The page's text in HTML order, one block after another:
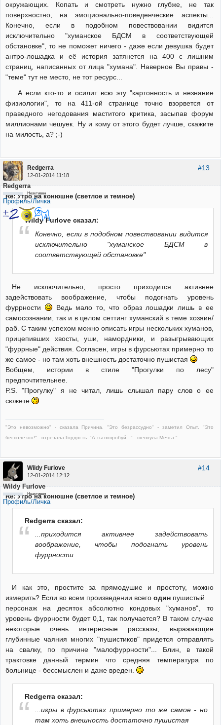
окружающих. Копать и смотреть нужно глубже, не так
поверхностно, на эмоционально-поведенческие аспекты...
Конечно, если в подобном повествовании видится
исключительно "хуманское БДСМ в соответствующей
обстановке", то не поможет ничего - даже если девушка будет
антро-лошадка и её история затянется на 400 с лишним
страниц, написанных от лица "хумана". Наверное Вы правы -
"теме" тут не место, не тот ресурс...
...А если кто-то и осилит всю эту "картонность и незнание
физиологии", то на 411-ой странице точно взорвется от
праведного негодования маститого критика, засыпав форум
миллионами чешуек. Ну и кому от этого будет лучше, скажите
на милость, а? ;-)
#13
Redgerra
12-01-2014 11:18
Redgerra
Неактивен
Профиль/Личка
Re: Утро на конюшне (светлое и темное)
Wildy Furlove сказал:
Конечно, если в подобном повествовании видится
исключительно "хуманское БДСМ в
соответствующей обстановке"
Не исключительно, просто приходится активнее
задействовать воображение, чтобы подогнать уровень
фуррности
Ведь мало то, что образ лошадки лишь в ее
самосознании, так и в целом сеттинг хуманский в теме хозяин/
раб. С таким успехом можно описать игры нескольких хуманов,
прицепивших хвосты, уши, намордники, и разыгрывающих
"фуррные" действия. Согласен, игры в фурсьютах примерно то
же самое - но там хоть внешность достаточно пушистая
Вобщем, истории в стиле "Прогулки по лесу"
предпочтительнее.
P.S. "Прогулку" я не читал, лишь слышал пару слов о ее
сюжете
"Это невозможно" - сказала Причина. "Это безрассудно" - заметил Опыт. "Это
бесполезно!" - отрезала Гордость. "А ты попробуй..." - шепнула Мечта."
#14
Wildy Furlove
12-01-2014 12:12
Wildy Furlove
Неактивен
Профиль/Личка
Re: Утро на конюшне (светлое и темное)
Redgerra сказал:
...приходится активнее задействовать
воображение, чтобы подогнать уровень
фуррности
И как это, простите за прямодушие и простоту, можно
измерить? Если во всем произведении всего один пушистый
персонаж на десяток абсолютно кондовых "хуманов", то
уровень фуррности будет 0,1, так получается? В таком случае
некоторые очень интересные рассказы, выражающие
глубинные чаяния многих "пушистиков" придется отправлять
на свалку, по причине "малофуррности"... Блин, в такой
трактовке данный термин что средняя температура по
больнице - бессмыслен и даже вреден.
Redgerra сказал:
...игры в фурсьютах примерно то же самое - но
там хоть внешность достаточно пушистая